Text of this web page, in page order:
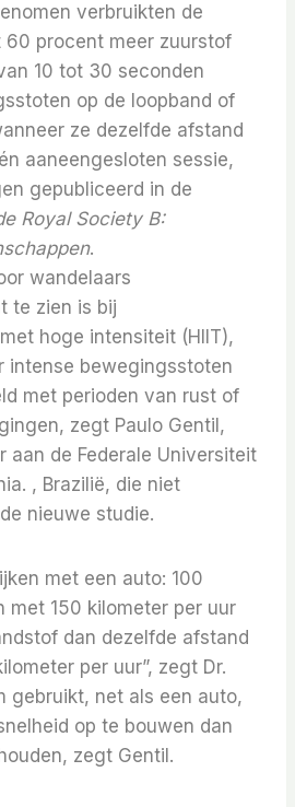
verbruikten de
60 procent meer zuurstof
10 tot 30 seconden
op de loopband of
ze dezelfde afstand
aaneengesloten sessie,
gepubliceerd in de
Royal Society B:
.
wandelaars
te zien is bij
hoge intensiteit (HIIT),
intense bewegingsstoten
met perioden van rust of
zegt Paulo Gentil,
aan de Federale Universiteit
, Brazilië, die niet
nieuwe studie.
met een auto: 100
met 150 kilometer per uur
dan dezelfde afstand
per uur”, zegt Dr.
gebruikt, net als een auto,
op te bouwen dan
zegt Gentil.